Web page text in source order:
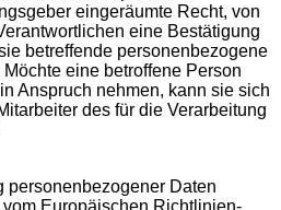
eingeräumte Recht, von
eine Bestätigung
betreffende personenbezogene
eine betroffene Person
Anspruch nehmen, kann sie sich
des für die Verarbeitung
personenbezogener Daten